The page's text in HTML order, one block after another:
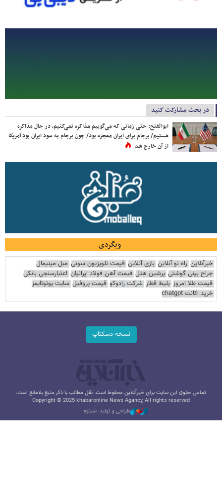
در بحث مشارکت کنید
ابوالفتح: حتی زمانی که می‌گوییم مذاکره نمی‌کنیم، در حال مذاکره
هستیم/ برجام برای ایران معجزه بود/ چون برجام به سود ایران بود آمریکا
از آن خارج شد
وبگردی
خبرآنلاین راه نو آنلاین بازی آنلاین قیمت تلویزیون سونی مبل مینیمال
جراح بینی گوشتی پرشین هتل قیمت آهن فولاد ایرانیان اعتبارسنجی بانکی
قیمت طلا امروز بلیط قطار شرکت رادوکو قیمت پروفیل سایت یوتوتایمز
خرید اکانت chatgpt
نسخه دسکتاپ
تمامی حقوق این سایت برای خبرآنلاین محفوظ است. نقل مطالب با ذکر منبع بلامانع است.
Copyright © 2025 khabaronline News Agancy, All rights reserved
طراحی و تولید: نستوه